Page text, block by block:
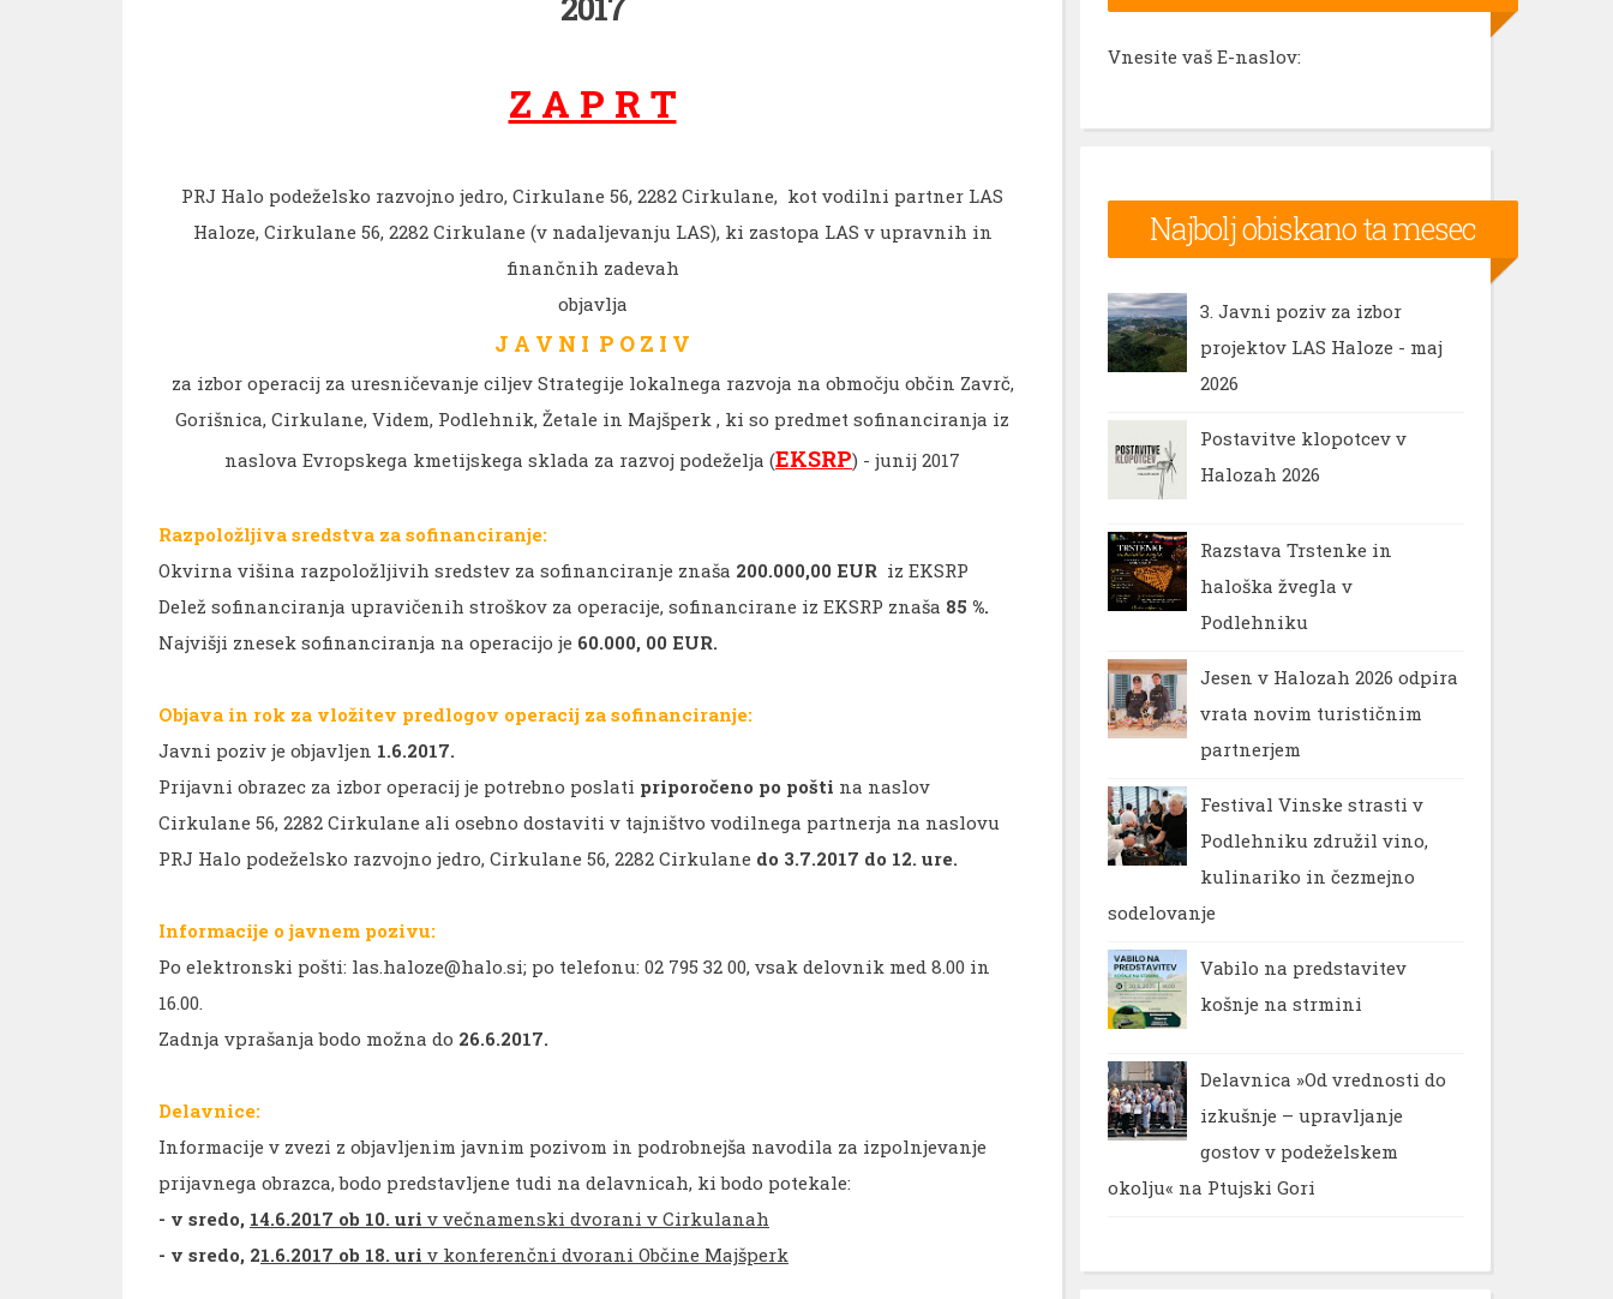
Z A P R T
PRJ Halo podeželsko razvojno jedro, Cirkulane 56, 2282 Cirkulane, kot vodilni partner LAS
Haloze, Cirkulane 56, 2282 Cirkulane (v nadaljevanju LAS), ki zastopa LAS v upravnih in
finančnih zadevah
objavlja
J A V N I P O Z I V
za izbor operacij za uresničevanje ciljev Strategije lokalnega razvoja na območju občin Zavrč,
Gorišnica, Cirkulane, Videm, Podlehnik, Žetale in Majšperk , ki so predmet sofinanciranja iz
naslova Evropskega kmetijskega sklada za razvoj podeželja (EKSRP) - junij 2017
Razpoložljiva sredstva za sofinanciranje:
Okvirna višina razpoložljivih sredstev za sofinanciranje znaša 200.000,00 EUR iz EKSRP
Delež sofinanciranja upravičenih stroškov za operacije, sofinancirane iz EKSRP znaša 85 %.
Najvišji znesek sofinanciranja na operacijo je 60.000, 00 EUR.
Objava in rok za vložitev predlogov operacij za sofinanciranje:
Javni poziv je objavljen 1.6.2017.
Prijavni obrazec za izbor operacij je potrebno poslati priporočeno po pošti na naslov
Cirkulane 56, 2282 Cirkulane ali osebno dostaviti v tajništvo vodilnega partnerja na naslovu
PRJ Halo podeželsko razvojno jedro, Cirkulane 56, 2282 Cirkulane do 3.7.2017 do 12. ure.
Informacije o javnem pozivu:
Po elektronski pošti: las.haloze@halo.si; po telefonu: 02 795 32 00, vsak delovnik med 8.00 in
16.00.
Zadnja vprašanja bodo možna do 26.6.2017.
Delavnice:
Informacije v zvezi z objavljenim javnim pozivom in podrobnejša navodila za izpolnjevanje
prijavnega obrazca, bodo predstavljene tudi na delavnicah, ki bodo potekale:
- v sredo, 14.6.2017 ob 10. uri v večnamenski dvorani v Cirkulanah
- v sredo, 21.6.2017 ob 18. uri v konferenčni dvorani Občine Majšperk
Vnesite vaš E-naslov:
Najbolj obiskano ta mesec
3. Javni poziv za izbor
projektov LAS Haloze - maj
2026
Postavitve klopotcev v
Halozah 2026
Razstava Trstenke in
haloška žvegla v
Podlehniku
Jesen v Halozah 2026 odpira
vrata novim turističnim
partnerjem
Festival Vinske strasti v
Podlehniku združil vino,
kulinariko in čezmejno
sodelovanje
Vabilo na predstavitev
košnje na strmini
Delavnica »Od vrednosti do
izkušnje – upravljanje
gostov v podeželskem
okolju« na Ptujski Gori